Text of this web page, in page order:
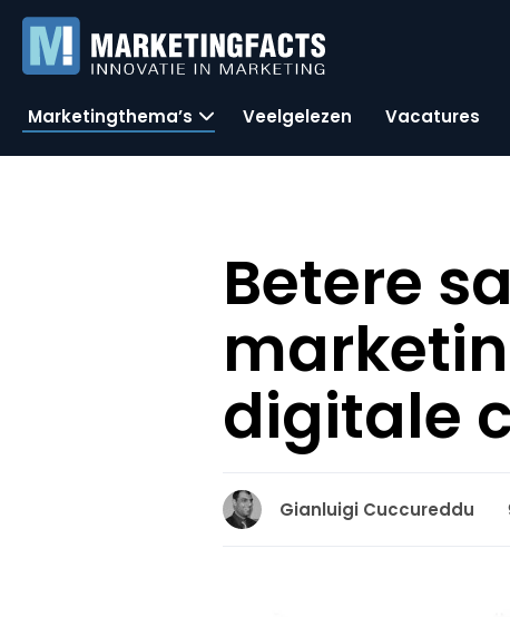
Marketingthema’s Veelgelezen Vacatures
Betere
digitale
Gianluigi Cuccureddu